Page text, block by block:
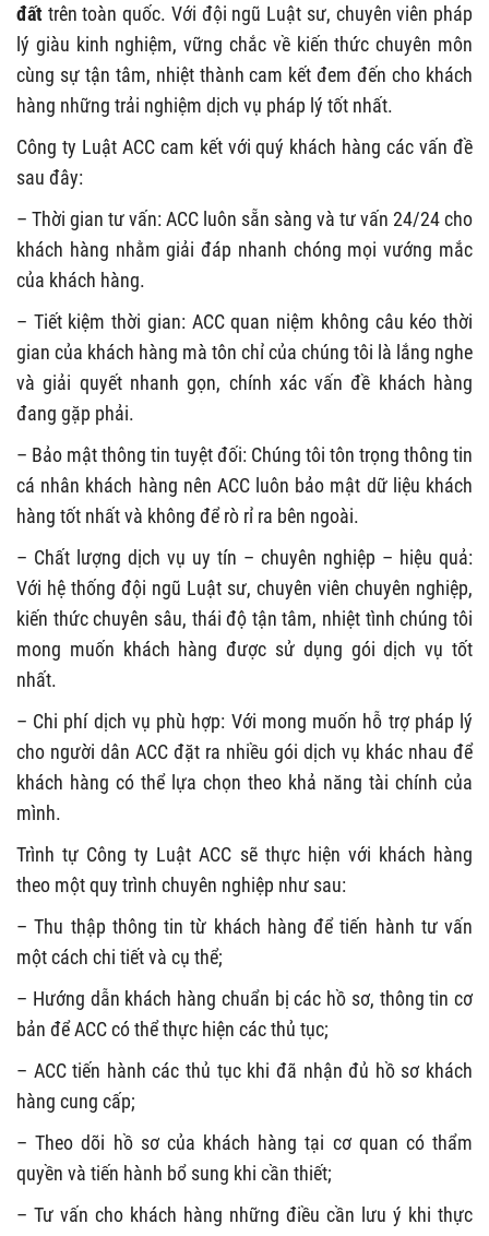
đất trên toàn quốc. Với đội ngũ Luật sư, chuyên viên pháp
lý giàu kinh nghiệm, vững chắc về kiến thức chuyên môn
cùng sự tận tâm, nhiệt thành cam kết đem đến cho khách
hàng những trải nghiệm dịch vụ pháp lý tốt nhất.
Công ty Luật ACC cam kết với quý khách hàng các vấn đề
sau đây:
– Thời gian tư vấn: ACC luôn sẵn sàng và tư vấn 24/24 cho
khách hàng nhằm giải đáp nhanh chóng mọi vướng mắc
của khách hàng.
– Tiết kiệm thời gian: ACC quan niệm không câu kéo thời
gian của khách hàng mà tôn chỉ của chúng tôi là lắng nghe
và giải quyết nhanh gọn, chính xác vấn đề khách hàng
đang gặp phải.
– Bảo mật thông tin tuyệt đối: Chúng tôi tôn trọng thông tin
cá nhân khách hàng nên ACC luôn bảo mật dữ liệu khách
hàng tốt nhất và không để rò rỉ ra bên ngoài.
– Chất lượng dịch vụ uy tín – chuyên nghiệp – hiệu quả:
Với hệ thống đội ngũ Luật sư, chuyên viên chuyên nghiệp,
kiến thức chuyên sâu, thái độ tận tâm, nhiệt tình chúng tôi
mong muốn khách hàng được sử dụng gói dịch vụ tốt
nhất.
– Chi phí dịch vụ phù hợp: Với mong muốn hỗ trợ pháp lý
cho người dân ACC đặt ra nhiều gói dịch vụ khác nhau để
khách hàng có thể lựa chọn theo khả năng tài chính của
mình.
Trình tự Công ty Luật ACC sẽ thực hiện với khách hàng
theo một quy trình chuyên nghiệp như sau:
– Thu thập thông tin từ khách hàng để tiến hành tư vấn
một cách chi tiết và cụ thể;
– Hướng dẫn khách hàng chuẩn bị các hồ sơ, thông tin cơ
bản để ACC có thể thực hiện các thủ tục;
– ACC tiến hành các thủ tục khi đã nhận đủ hồ sơ khách
hàng cung cấp;
– Theo dõi hồ sơ của khách hàng tại cơ quan có thẩm
quyền và tiến hành bổ sung khi cần thiết;
– Tư vấn cho khách hàng những điều cần lưu ý khi thực